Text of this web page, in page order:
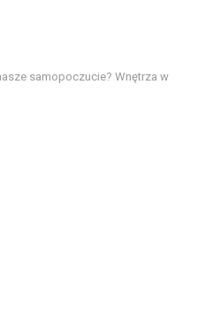
samopoczucie? Wnętrza w